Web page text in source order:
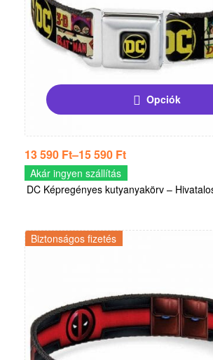
Opciók
13 590 Ft–15 590 Ft
Akár ingyen szállítás
DC Képregényes kutyanyakörv –
Biztonságos fizetés